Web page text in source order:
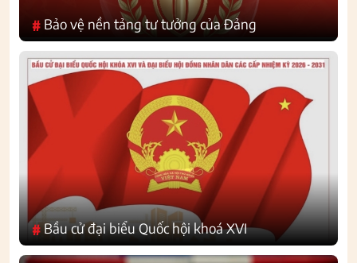
# Bảo vệ nền tảng tư tưởng của Đảng
#Bầu cử đại biểu Quốc hội khoá XVI